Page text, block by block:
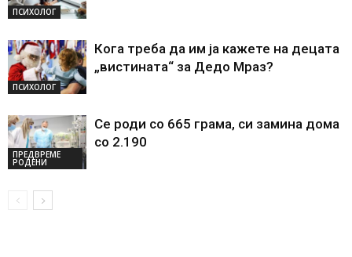
ПСИХОЛОГ
ПСИХОЛОГ
Кога треба да им ја кажете на децата
„вистината“ за Дедо Мраз?
ПРЕДВРЕМЕ
РОДЕНИ
Се роди со 665 грама, си замина дома
со 2.190